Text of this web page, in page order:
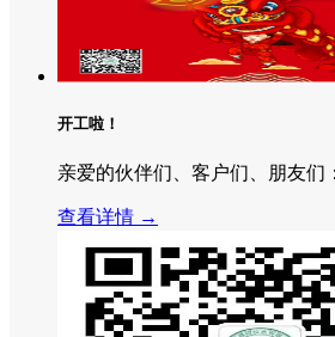
开工啦！
亲爱的伙伴们、客户们、朋友们
查看详情 →